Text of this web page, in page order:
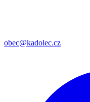
obec@kadolec.cz